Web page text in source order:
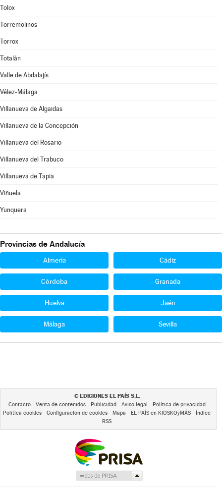
Tolox
Torremolinos
Torrox
Totalán
Valle de Abdalajís
Vélez-Málaga
Villanueva de Algaidas
Villanueva de la Concepción
Villanueva del Rosario
Villanueva del Trabuco
Villanueva de Tapia
Viñuela
Yunquera
Provincias de Andalucía
Almería Cádiz
Córdoba Granada
Huelva Jaén
Málaga Sevilla
© EDICIONES EL PAÍS S.L.
Contacto Venta de contenidos Publicidad Aviso legal
Política de privacidad
Política cookies
Configuración de cookies Mapa EL PAÍS en KIOSKOyMÁS
Índice
RSS